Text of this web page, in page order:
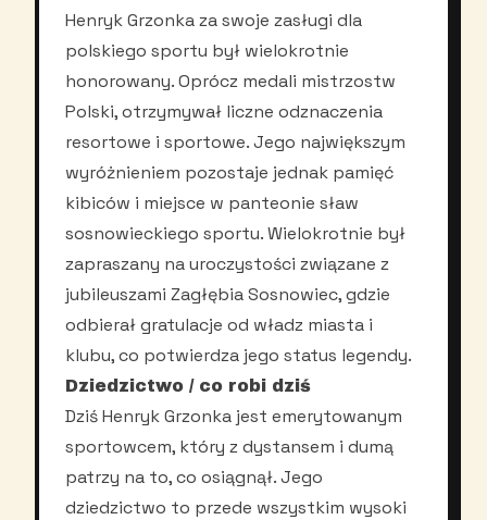
Henryk Grzonka za swoje zasługi dla
polskiego sportu był wielokrotnie
honorowany. Oprócz medali mistrzostw
Polski, otrzymywał liczne odznaczenia
resortowe i sportowe. Jego największym
wyróżnieniem pozostaje jednak pamięć
kibiców i miejsce w panteonie sław
sosnowieckiego sportu. Wielokrotnie był
zapraszany na uroczystości związane z
jubileuszami Zagłębia Sosnowiec, gdzie
odbierał gratulacje od władz miasta i
klubu, co potwierdza jego status legendy.
Dziedzictwo / co robi dziś
Dziś Henryk Grzonka jest emerytowanym
sportowcem, który z dystansem i dumą
patrzy na to, co osiągnął. Jego
dziedzictwo to przede wszystkim wysoki